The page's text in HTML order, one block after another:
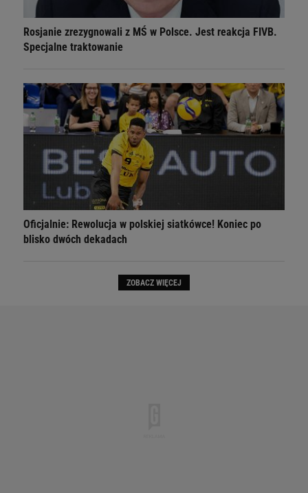
Rosjanie zrezygnowali z MŚ w Polsce. Jest reakcja FIVB.
Specjalne traktowanie
Oficjalnie: Rewolucja w polskiej siatkówce! Koniec po
blisko dwóch dekadach
ZOBACZ WIĘCEJ